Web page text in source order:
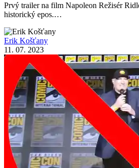
Prvý trailer na film Napoleon Režisér
historický epos.…
Erik Košťany
11. 07. 2023